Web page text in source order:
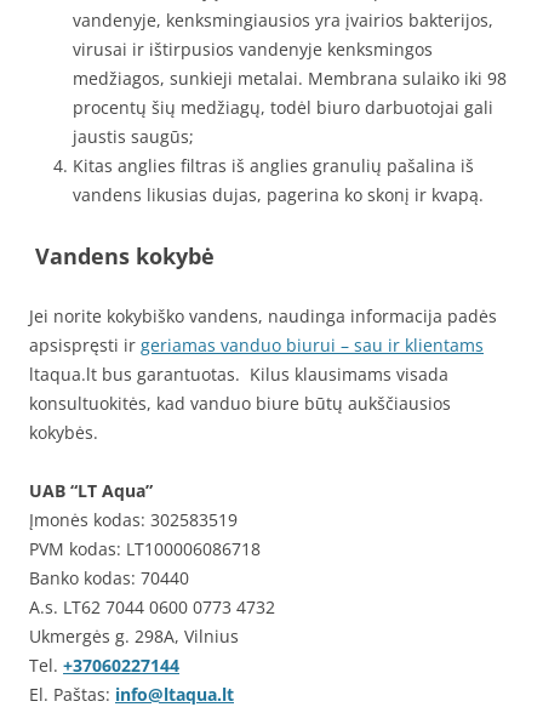
vandenyje, kenksmingiausios yra įvairios bakterijos,
virusai ir ištirpusios vandenyje kenksmingos
medžiagos, sunkieji metalai. Membrana sulaiko iki 98
procentų šių medžiagų, todėl biuro darbuotojai gali
jaustis saugūs;
Kitas anglies filtras iš anglies granulių pašalina iš
vandens likusias dujas, pagerina ko skonį ir kvapą.
Vandens kokybė
Jei norite kokybiško vandens, naudinga informacija padės
apsispręsti ir geriamas vanduo biurui – sau ir klientams
ltaqua.lt bus garantuotas. Kilus klausimams visada
konsultuokitės, kad vanduo biure būtų aukščiausios
kokybės.
UAB “LT Aqua”
Įmonės kodas: 302583519
PVM kodas: LT100006086718
Banko kodas: 70440
A.s. LT62 7044 0600 0773 4732
Ukmergės g. 298A, Vilnius
Tel. +37060227144
El. Paštas: info@ltaqua.lt